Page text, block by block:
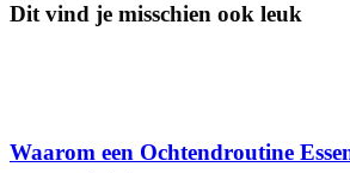
Dit vind je misschien ook leuk
Waarom een Ochtendroutine